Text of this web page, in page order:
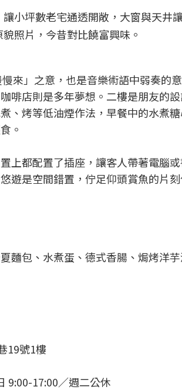
小坪數老宅通透開敞，大窗與天井
照片，今昔對比饒富興味。
慢來」之意，也是音樂術語中弱奏的
啡店則是多年夢想。二樓是朋友的
、烤等低油煙作法，早餐中的水煮
。
上都配置了插座，讓客人帶著電腦
遊是空間錯置，佇足仰頭賞魚的片
麵包、水煮蛋、德式香腸、焗烤洋
19號1樓
9:00-17:00／週二公休